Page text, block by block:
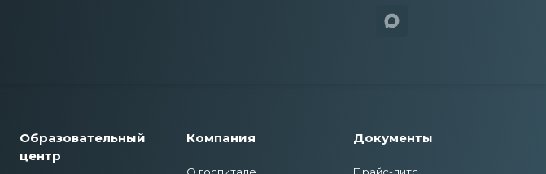
Образовательный
центр
Компания Документы